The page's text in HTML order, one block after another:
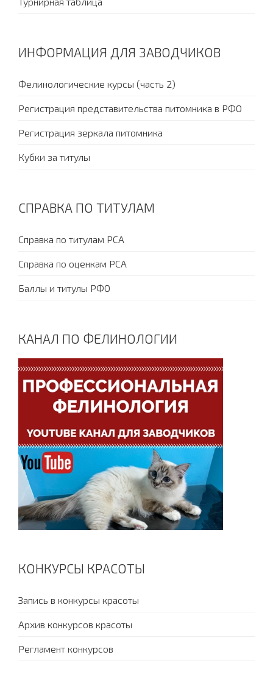
ИНФОРМАЦИЯ ДЛЯ ЗАВОДЧИКОВ
Фелинологические курсы (часть 2)
Регистрация представительства питомника в РФО
Регистрация зеркала питомника
Кубки за титулы
СПРАВКА ПО ТИТУЛАМ
Справка по титулам PCA
Справка по оценкам PCA
Баллы и титулы РФО
КАНАЛ ПО ФЕЛИНОЛОГИИ
КОНКУРСЫ КРАСОТЫ
Запись в конкурсы красоты
Архив конкурсов красоты
Регламент конкурсов